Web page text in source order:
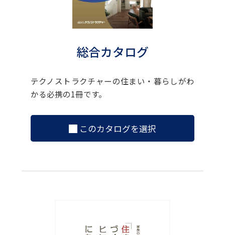
総合カタログ
テクノストラクチャーの住まい・暮らしがわ
かる必携の1冊です。
このカタログを選択